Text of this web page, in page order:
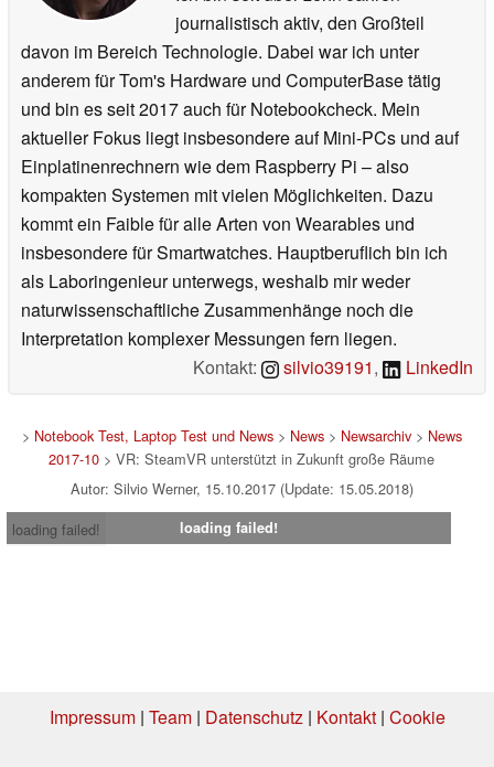
journalistisch aktiv, den Großteil
davon im Bereich Technologie. Dabei war ich unter
anderem für Tom's Hardware und ComputerBase tätig
und bin es seit 2017 auch für Notebookcheck. Mein
aktueller Fokus liegt insbesondere auf Mini-PCs und auf
Einplatinenrechnern wie dem Raspberry Pi – also
kompakten Systemen mit vielen Möglichkeiten. Dazu
kommt ein Faible für alle Arten von Wearables und
insbesondere für Smartwatches. Hauptberuflich bin ich
als Laboringenieur unterwegs, weshalb mir weder
naturwissenschaftliche Zusammenhänge noch die
Interpretation komplexer Messungen fern liegen.
Kontakt:
silvio39191, LinkedIn
> Notebook Test, Laptop Test und News> News> Newsarchiv> News
2017-10 > VR: SteamVR unterstützt in Zukunft große Räume
Autor: Silvio Werner, 15.10.2017 (Update: 15.05.2018)
loading failed!
loading failed!
Impressum| Team| Datenschutz| Kontakt| Cookie